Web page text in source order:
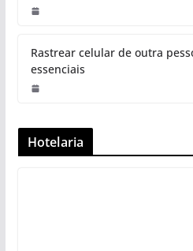
Rastrear celular de outra
essenciais
Hotelaria